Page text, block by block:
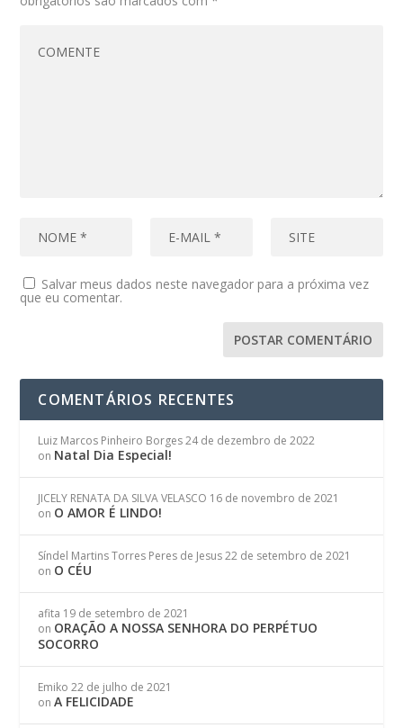
Salvar meus dados neste navegador para a próxima vez
que eu comentar.
COMENTÁRIOS RECENTES
Luiz Marcos Pinheiro Borges 24 de dezembro de 2022
on Natal Dia Especial!
JICELY RENATA DA SILVA VELASCO 16 de novembro de 2021
on O AMOR É LINDO!
Síndel Martins Torres Peres de Jesus 22 de setembro de 2021
on O CÉU
afita 19 de setembro de 2021
on ORAÇÃO A NOSSA SENHORA DO PERPÉTUO
SOCORRO
Emiko 22 de julho de 2021
onA FELICIDADE